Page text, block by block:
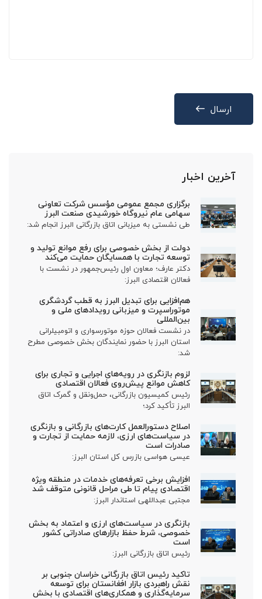
ارسال
آخرین اخبار
برگزاری مجمع عمومی مؤسس شرکت تعاونی
سهامی عام نیروگاه خورشیدی صنعت البرز
طی نشستی به میزبانی اتاق بازرگانی البرز انجام شد:
دولت از بخش خصوصی برای رفع موانع تولید و
توسعه تجارت با همسایگان حمایت می‌کند
دکتر عارف؛ معاون اول رئیس‌جمهور در نشست با
فعالان اقتصادی البرز:
هم‌افزایی برای تبدیل البرز به قطب گردشگری
موتوراسپرت و میزبانی رویدادهای ملی و
بین‌المللی
در نشست فعالان حوزه موتورسواری و اتومبیلرانی
استان البرز با حضور نمایندگان بخش خصوصی مطرح
شد:
لزوم بازنگری در رویه‌های اجرایی و تجاری برای
کاهش موانع پیش‌روی فعالان اقتصادی
رئیس کمیسیون بازرگانی، حمل‌ونقل و گمرک اتاق
البرز تأکید کرد؛
اصلاح دستورالعمل کارت‌های بازرگانی و بازنگری
در سیاست‌های ارزی، لازمه حمایت از تجارت و
صادرات است
عیسی هواسی بازرس کل استان البرز:
افزایش برخی تعرفه‌های خدمات در منطقه ویژه
اقتصادی پیام تا طی مراحل قانونی متوقف شد
مجتبی عبداللهی استاندار البرز:
بازنگری در سیاست‌های ارزی و اعتماد به بخش
خصوصی، شرط حفظ بازارهای صادراتی کشور
است
رئیس اتاق بازرگانی البرز:
تاکید رئیس اتاق بازرگانی خراسان جنوبی بر
نقش راهبردی بازار افغانستان برای توسعه
سرمایه‌گذاری و همکاری‌های اقتصادی با بخش